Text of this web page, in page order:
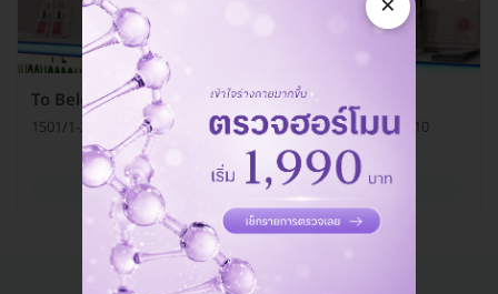
To Beloved Clinic
1501/1-2 ถ. สุขุมวิท แขวงพระโขนง เขตวัฒนา กรุงเทพมหานคร 10110
ดูรายละเอียด